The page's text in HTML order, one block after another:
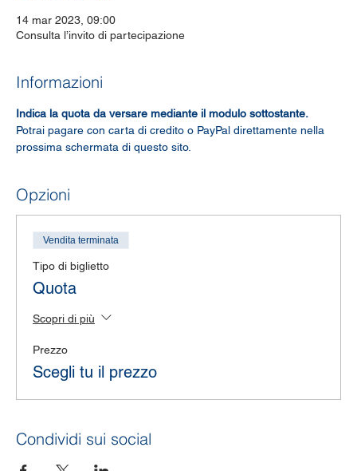
14 mar 2023, 09:00
Consulta l’invito di partecipazione
Informazioni
Indica la quota da versare mediante il modulo sottostante.
Potrai pagare con carta di credito o PayPal direttamente nella
prossima schermata di questo sito.
Opzioni
Vendita terminata
Tipo di biglietto
Quota
Scopri di più
Prezzo
Scegli tu il prezzo
Condividi sui social